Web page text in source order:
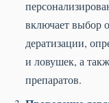
включает выбор
дератизации,
и ловушек, а
препаратов.